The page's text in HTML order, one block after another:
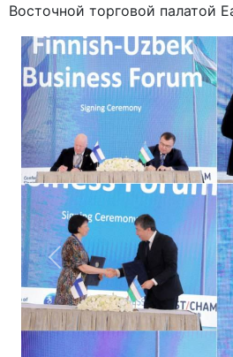
Восточной торговой палатой
Назад